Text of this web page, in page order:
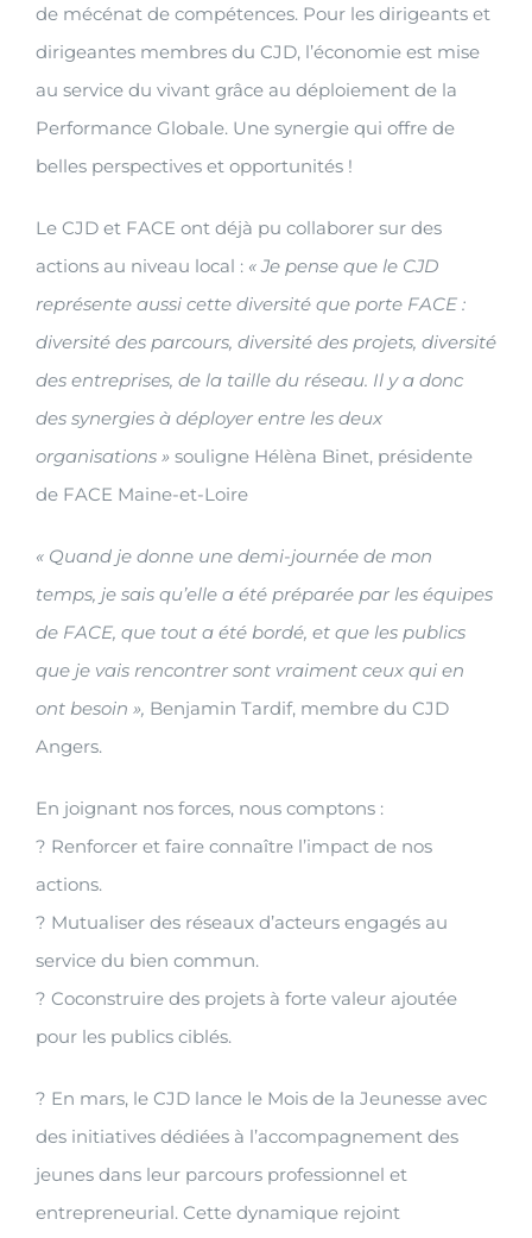
de mécénat de compétences. Pour les dirigeants et
dirigeantes membres du CJD, l’économie est mise
au service du vivant grâce au déploiement de la
Performance Globale. Une synergie qui offre de
belles perspectives et opportunités !
Le CJD et FACE ont déjà pu collaborer sur des
actions au niveau local : « Je pense que le CJD
représente aussi cette diversité que porte FACE :
diversité des parcours, diversité des projets, diversité
des entreprises, de la taille du réseau. Il y a donc
des synergies à déployer entre les deux
organisations » souligne Hélèna Binet, présidente
de FACE Maine-et-Loire
« Quand je donne une demi-journée de mon
temps, je sais qu’elle a été préparée par les équipes
de FACE, que tout a été bordé, et que les publics
que je vais rencontrer sont vraiment ceux qui en
ont besoin », Benjamin Tardif, membre du CJD
Angers.
En joignant nos forces, nous comptons :
? Renforcer et faire connaître l’impact de nos
actions.
? Mutualiser des réseaux d’acteurs engagés au
service du bien commun.
? Coconstruire des projets à forte valeur ajoutée
pour les publics ciblés.
? En mars, le CJD lance le Mois de la Jeunesse avec
des initiatives dédiées à l’accompagnement des
jeunes dans leur parcours professionnel et
entrepreneurial. Cette dynamique rejoint